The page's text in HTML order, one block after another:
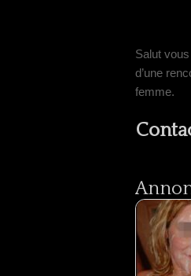
Salut
d’une
femme.